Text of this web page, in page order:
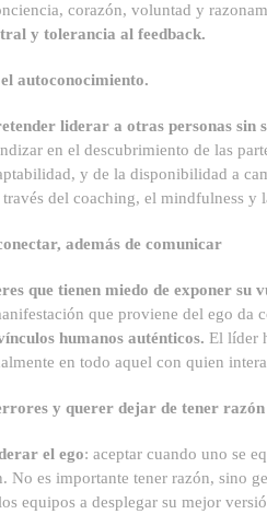
corazón, voluntad y
y tolerancia al feedback.
autoconocimiento.
liderar a otras personas sin
en el descubrimiento de las
y de la disponibilidad a
del coaching, el mindfulness y
además de comunicar
que tienen miedo de exponer su
que proviene del ego da
humanos auténticos. El líder
en todo aquel con quien
y querer dejar de tener razón
el ego: aceptar cuando uno se
No es importante tener razón, sino
equipos a desplegar su mejor